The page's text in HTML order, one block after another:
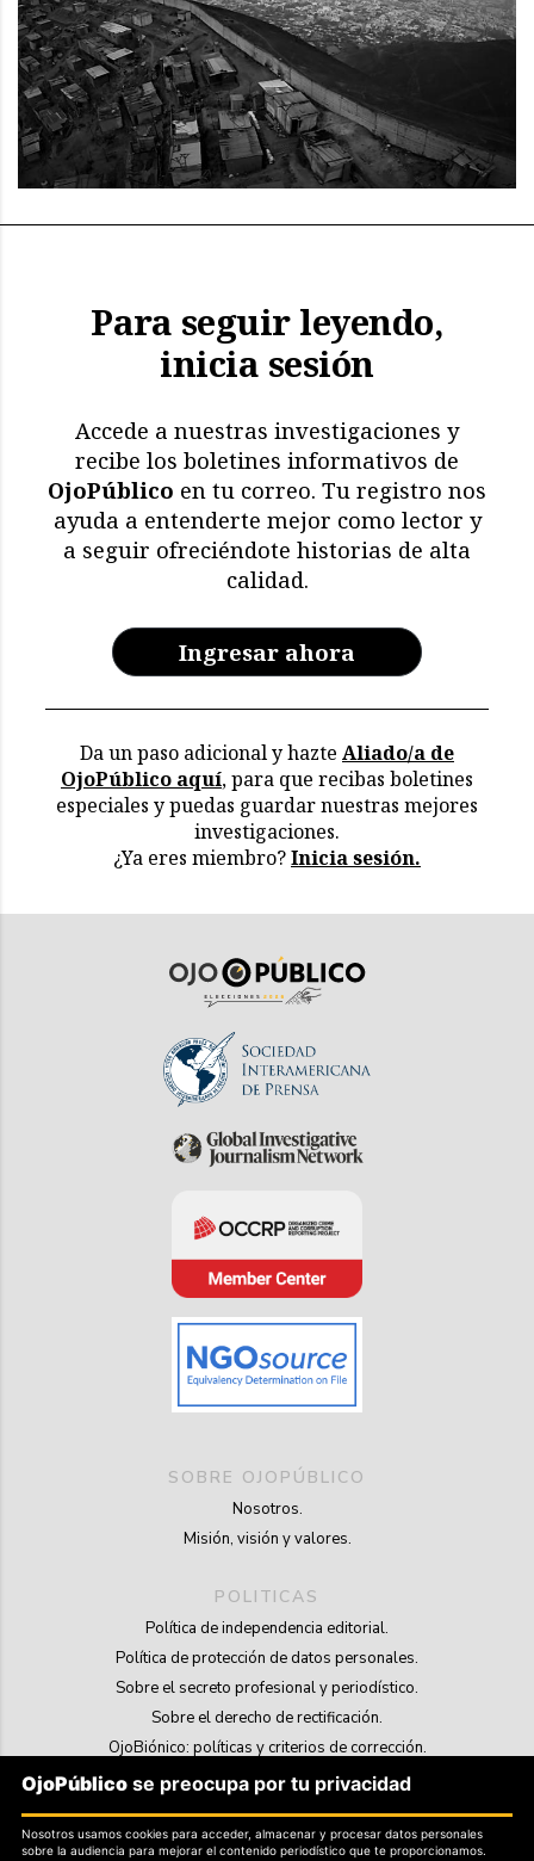
Para seguir leyendo,
inicia sesión
Accede a nuestras investigaciones y
recibe los boletines informativos de
OjoPúblico en tu correo. Tu registro nos
ayuda a entenderte mejor como lector y
a seguir ofreciéndote historias de alta
calidad.
Ingresar ahora
Da un paso adicional y hazte Aliado/a de
OjoPúblico aquí, para que recibas boletines
especiales y puedas guardar nuestras mejores
investigaciones.
¿Ya eres miembro?Inicia sesión.
SOBRE OJOPÚBLICO
Nosotros.
Misión, visión y valores.
POLITICAS
Política de independencia editorial.
Política de protección de datos personales.
Sobre el secreto profesional y periodístico.
Sobre el derecho de rectificación.
OjoBiónico: políticas y criterios de corrección.
Sobre libertad de información frente a pedidos de retiro de contenidos.
SOSTENIBILIDAD
OjoPúblico se preocupa por tu privacidad
Nosotros usamos cookies para acceder, almacenar y procesar datos personales
sobre la audiencia para mejorar el contenido periodístico que te proporcionamos.